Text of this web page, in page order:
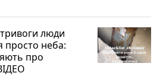
люди
просто неба:
про